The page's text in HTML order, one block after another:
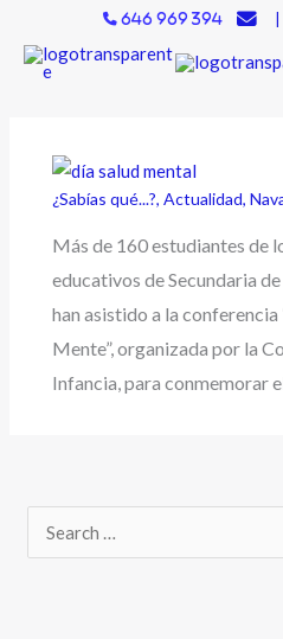
contenido
646 969 394
¿Sabías qué...?,Actualidad,
Más de 160 estudiantes de
educativos de Secundaria
han asistido a la conferencia
Mente”, organizada por la
Infancia, para conmemorar